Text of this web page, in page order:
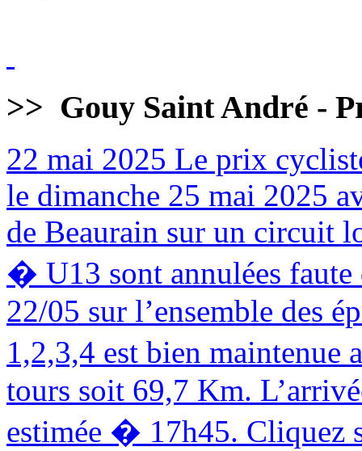
>> Gouy Saint André -
22 mai 2025 Le prix
le dimanche 25 mai 2025
de Beaurain sur un circuit
� U13 sont annulées
22/05 sur l’ensemble des
1,2,3,4 est bien
tours soit 69,7 Km.
estimée � 17h45. Cliquez